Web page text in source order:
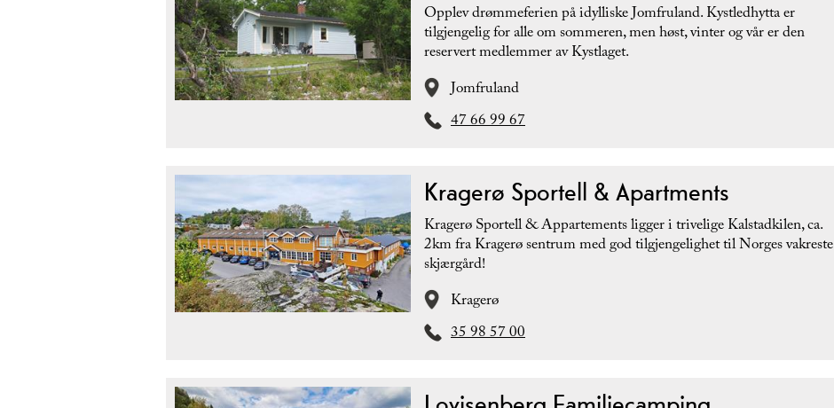
Opplev drømmeferien på idylliske Jomfruland. Kystledhytta er
tilgjengelig for alle om sommeren, men høst, vinter og vår er den
reservert medlemmer av Kystlaget.
Jomfruland
47 66 99 67
Kragerø Sportell & Apartments
Kragerø Sportell & Appartements ligger i trivelige Kalstadkilen, ca.
2km fra Kragerø sentrum med god tilgjengelighet til Norges vakreste
skjærgård!
Kragerø
35 98 57 00